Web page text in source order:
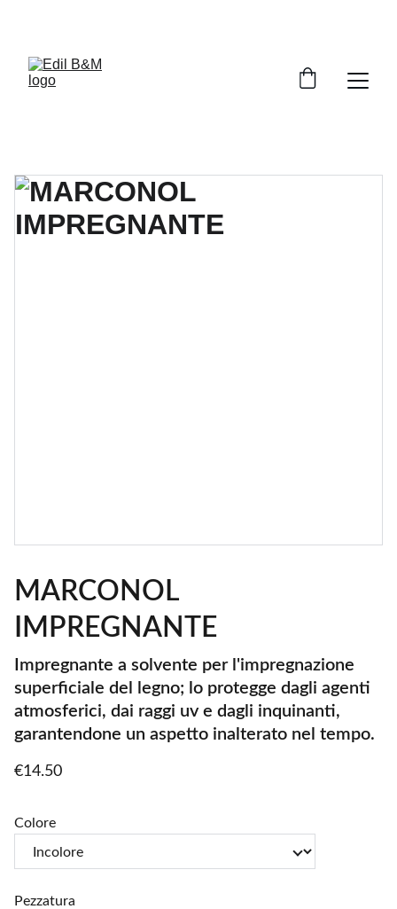
MARCONOL
IMPREGNANTE
Impregnante a solvente per l'impregnazione
superficiale del legno; lo protegge dagli agenti
atmosferici, dai raggi uv e dagli inquinanti,
garantendone un aspetto inalterato nel tempo.
€14.50
Colore
Pezzatura